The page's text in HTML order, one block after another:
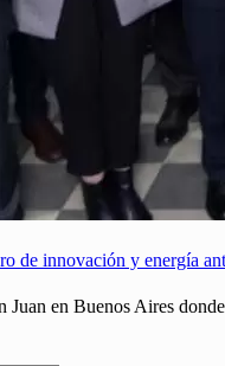
de innovación y energía
Juan en Buenos Aires